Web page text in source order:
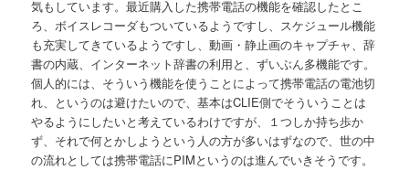
気もしています。最近購入した携帯電話の機能を確認したとこ
ろ、ボイスレコーダもついているようですし、スケジュール機能
も充実してきているようですし、動画・静止画のキャプチャ、辞
書の内蔵、インターネット辞書の利用と、ずいぶん多機能です。
個人的には、そういう機能を使うことによって携帯電話の電池切
れ、というのは避けたいので、基本はCLIE側でそういうことは
やるようにしたいと考えているわけですが、１つしか持ち歩か
ず、それで何とかしようという人の方が多いはずなので、世の中
の流れとしては携帯電話にPIMというのは進んでいきそうです。